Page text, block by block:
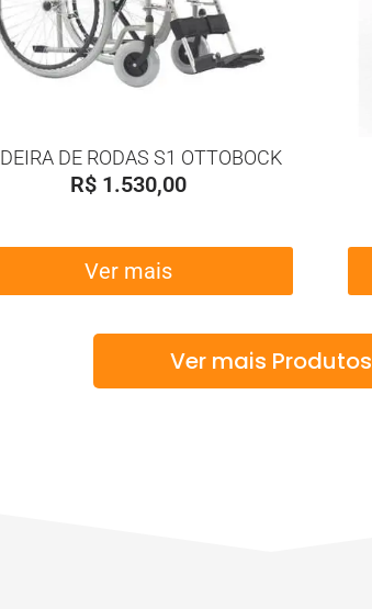
DE RODAS S1 OTTOBOCK
R$ 1.530,00
Ver mais
Ver mais Produtos